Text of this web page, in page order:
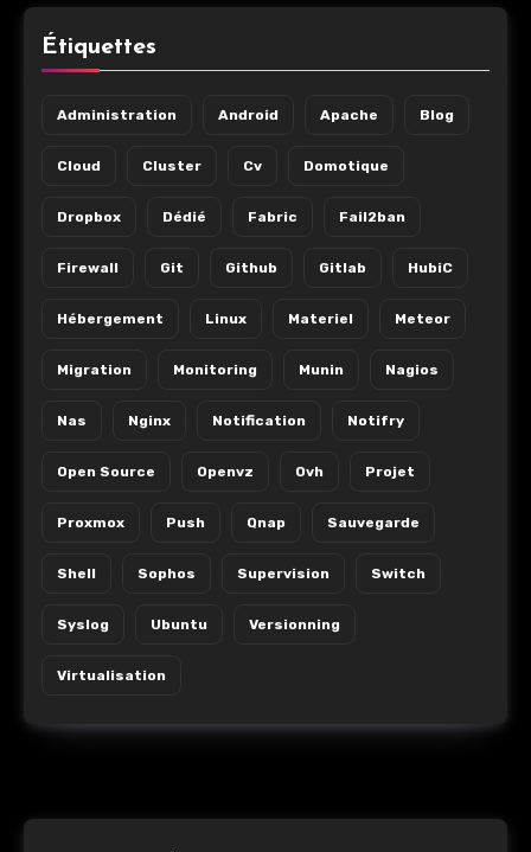
Étiquettes
Administration Android Apache Blog
Cloud Cluster Cv Domotique
Dropbox Dédié Fabric Fail2ban
Firewall Git Github Gitlab HubiC
Hébergement Linux Materiel Meteor
Migration Monitoring Munin Nagios
Nas Nginx Notification Notifry
Open Source Openvz Ovh Projet
Proxmox Push Qnap Sauvegarde
Shell Sophos Supervision Switch
Syslog Ubuntu Versionning
Virtualisation